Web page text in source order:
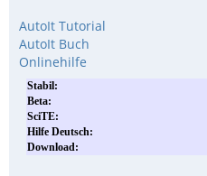
AutoIt Tutorial
AutoIt Buch
Onlinehilfe